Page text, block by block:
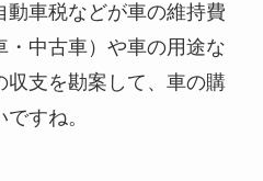
車税などが車の維持費
・中古車）や車の用途な
収支を勘案して、車の購
すね。